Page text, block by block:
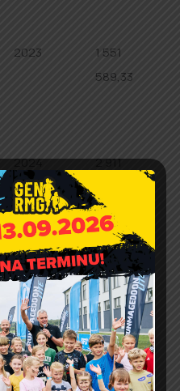
2023
1 551
589,33
2024
2 911
2018 48 615,05
2019 171 322,77